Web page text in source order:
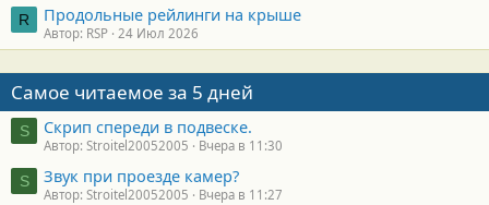
R Продольные рейлинги на крыше
Автор: RSP 24 Июл 2026
Самое читаемое за 5 дней
S Скрип спереди в подвеске.
Автор: Stroitel20052005 Вчера в 11:30
S Звук при проезде камер?
Автор: Stroitel20052005 Вчера в 11:27